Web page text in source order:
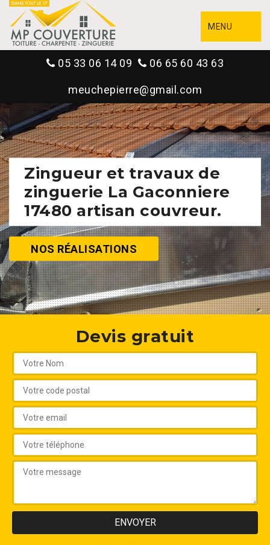
MENU
05 33 06 14 09 06 65 60 43 63
meuchepierre@gmail.com
Zingueur et travaux de
zinguerie La Gaconniere
17480 artisan couvreur.
NOS RÉALISATIONS
Devis gratuit